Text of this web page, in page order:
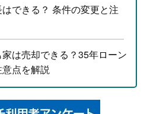
できる？ 条件の変更と注
は売却できる？35年ローン
点を解説